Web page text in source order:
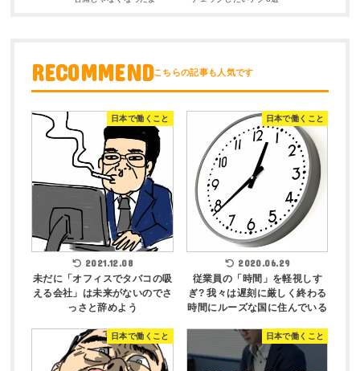
RECOMMEND
日本で働くこと
2021.12.08
未だに「オフィスでタバコの吸
える会社」は未来がないのでさ
っさと辞めよう
日本で働くこと
2020.06.29
従業員の「時間」を軽視しす
ぎ? 我々は遅刻に厳しく終わる
時間にルーズな国に住んでいる
日本で働くこと 日本で働くこと